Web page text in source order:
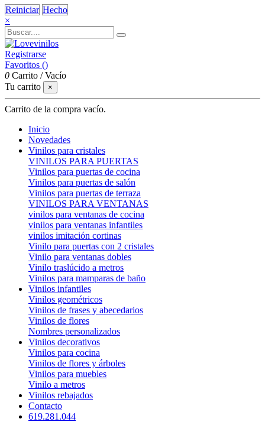
Reiniciar Hecho
×
Registrarse
Favoritos ()
0 Carrito /Vacío
Tu carrito
×
Carrito de la compra vacío.
Inicio
Novedades
Vinilos para cristales
VINILOS PARA PUERTAS
Vinilos para puertas de cocina
Vinilos para puertas de salón
Vinilos para puertas de terraza
VINILOS PARA VENTANAS
vinilos para ventanas de cocina
vinilos para ventanas infantiles
vinilos imitación cortinas
Vinilo para puertas con 2 cristales
Vinilo para ventanas dobles
Vinilo traslúcido a metros
Vinilos para mamparas de baño
Vinilos infantiles
Vinilos geométricos
Vinilos de frases y abecedarios
Vinilos de flores
Nombres personalizados
Vinilos decorativos
Vinilos para cocina
Vinilos de flores y árboles
Vinilos para muebles
Vinilo a metros
Vinilos rebajados
Contacto
619.281.044